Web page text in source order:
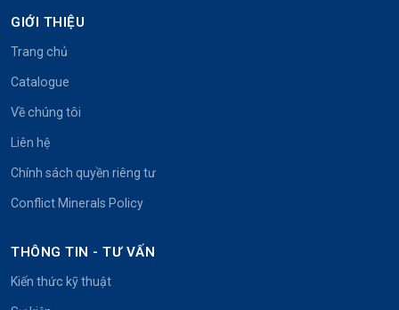
GIỚI THIỆU
Trang chủ
Catalogue
Về chúng tôi
Liên hệ
Chính sách quyền riêng tư
Conflict Minerals Policy
THÔNG TIN - TƯ VẤN
Kiến thức kỹ thuật